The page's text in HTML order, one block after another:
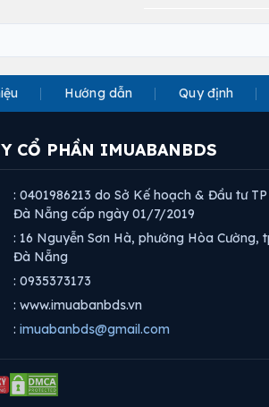
Hướng dẫn Quy định
CỔ PHẦN IMUABANBDS
: 0401986213 do Sở Kế hoạch & Đầu tư TP
Đà Nẵng cấp ngày 01/7/2019
: 16 Nguyễn Sơn Hà, phường Hòa Cường,
Đà Nẵng
: 0935373173
: www.imuabanbds.vn
: imuabanbds@gmail.com